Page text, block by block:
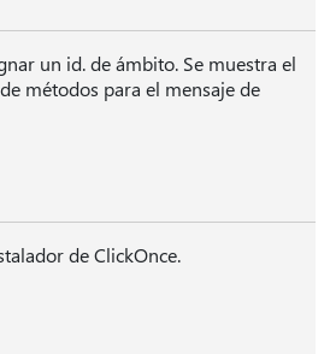
un id. de ámbito. Se muestra el
métodos para el mensaje de
de ClickOnce.